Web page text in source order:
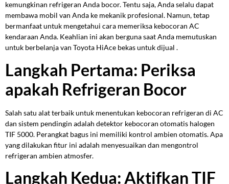
kemungkinan refrigeran Anda bocor. Tentu saja, Anda selalu dapat
membawa mobil van Anda ke mekanik profesional. Namun, tetap
bermanfaat untuk mengetahui cara memeriksa kebocoran AC
kendaraan Anda. Keahlian ini akan berguna saat Anda memutuskan
untuk berbelanja van Toyota HiAce bekas untuk dijual .
Langkah Pertama: Periksa
apakah Refrigeran Bocor
Salah satu alat terbaik untuk menentukan kebocoran refrigeran di AC
dan sistem pendingin adalah detektor kebocoran otomatis halogen
TIF 5000. Perangkat bagus ini memiliki kontrol ambien otomatis. Apa
yang dilakukan fitur ini adalah menyesuaikan dan mengontrol
refrigeran ambien atmosfer.
Langkah Kedua: Aktifkan TIF